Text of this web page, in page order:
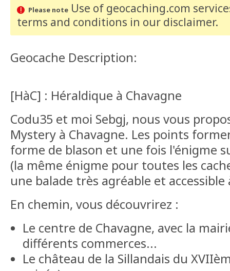
Please noteUse of geocaching.com
terms and conditions in our disclaimer.
Geocache Description:
[HàC] : Héraldique à Chavagne
Codu35 et moi Sebgj, nous vous
Mystery à Chavagne. Les points
forme de blason et une fois l'énigme
(la même énigme pour toutes les
une balade très agréable et accessible
En chemin, vous découvrirez :
Le centre de Chavagne, avec la
différents commerces...
Le château de la Sillandais du